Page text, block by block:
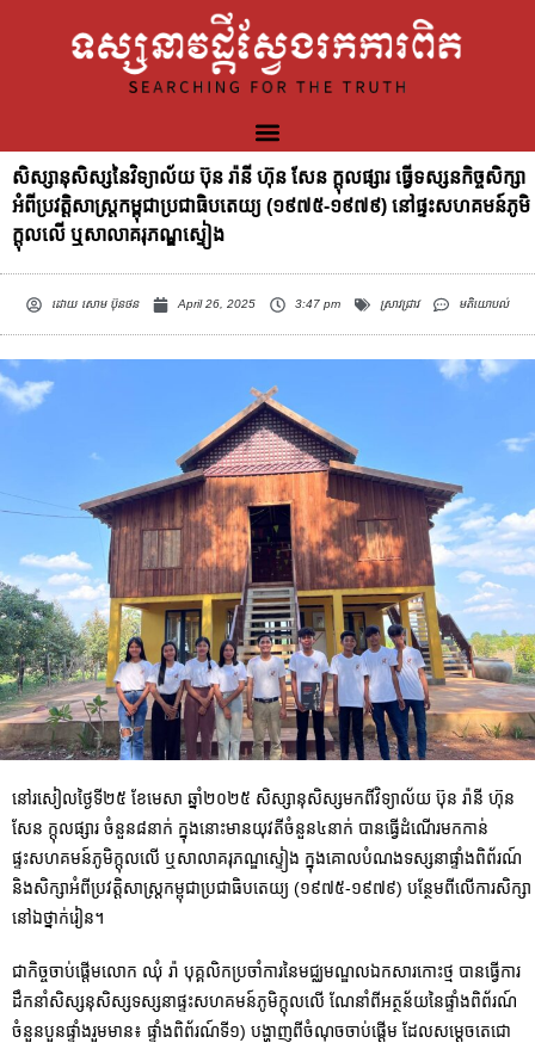
សិស្សានុសិស្សនៃវិទ្យាល័យ ប៊ុន រ៉ានី ហ៊ុន សែន ក្តុលផ្សារ ធ្វើទស្សនកិច្ចសិក្សា
អំពីប្រវត្តិសាស្ត្រកម្ពុជាប្រជាធិបតេយ្យ (១៩៧៥-១៩៧៩) នៅផ្ទះសហគមន៍ភូមិ
ក្តុលលើ ឬសាលាគរុភណ្ឌស្ទៀង
ដោយសោម ប៊ុនថន April 26, 2025 3:47 pm ស្រាវជ្រាវ មតិយោបល់
នៅរសៀលថ្ងៃទី២៥ ខែមេសា ឆ្នាំ២០២៥ សិស្សានុសិស្សមកពីវិទ្យាល័យ ប៊ុន រ៉ានី ហ៊ុន
សែន ក្តុលផ្សារ ចំនួន៨នាក់ ក្នុងនោះមានយុវតីចំនួន៤នាក់ បានធ្វើដំណើរមកកាន់
ផ្ទះសហគមន៍ភូមិក្តុលលើ ឬសាលាគរុភណ្ឌស្ទៀង ក្នុងគោលបំណងទស្សនាផ្ទាំងពិព័រណ៍
និងសិក្សាអំពីប្រវត្តិសាស្ត្រកម្ពុជាប្រជាធិបតេយ្យ (១៩៧៥-១៩៧៩) បន្ថែមពីលើការសិក្សា
នៅឯថ្នាក់រៀន។
ជាកិច្ចចាប់ផ្តើមលោក ឈុំ រ៉ា បុគ្គលិកប្រចាំការនៃមជ្ឈមណ្ឌលឯកសារកោះថ្ម បានធ្វើការ
ដឹកនាំសិស្សនុសិស្សទស្សនាផ្ទះសហគមន៍ភូមិក្តុលលើ ណែនាំពីអត្ថន័យនៃផ្ទាំងពិព័រណ៍
ចំនួនបួនផ្ទាំងរួមមាន៖ ផ្ទាំងពិព័រណ៍ទី១) បង្ហាញពីចំណុចចាប់ផ្តើម ដែលសម្ដេចតេជោ